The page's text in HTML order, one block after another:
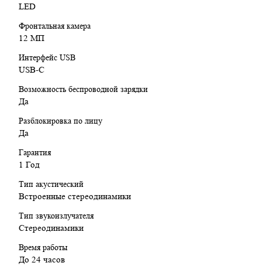
LED
Фронтальная камера
12 МП
Интерфейс USB
USB-C
Возможность беспроводной зарядки
Да
Разблокировка по лицу
Да
Гарантия
1 Год
Тип акустический
Встроенные стереодинамики
Тип звукоизлучателя
Стереодинамики
Время работы
До 24 часов